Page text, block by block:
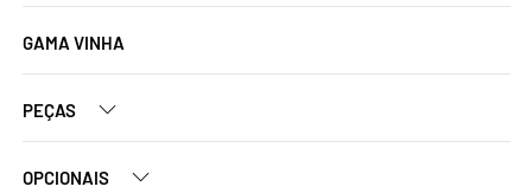
GAMA VINHA
PEÇAS
OPCIONAIS